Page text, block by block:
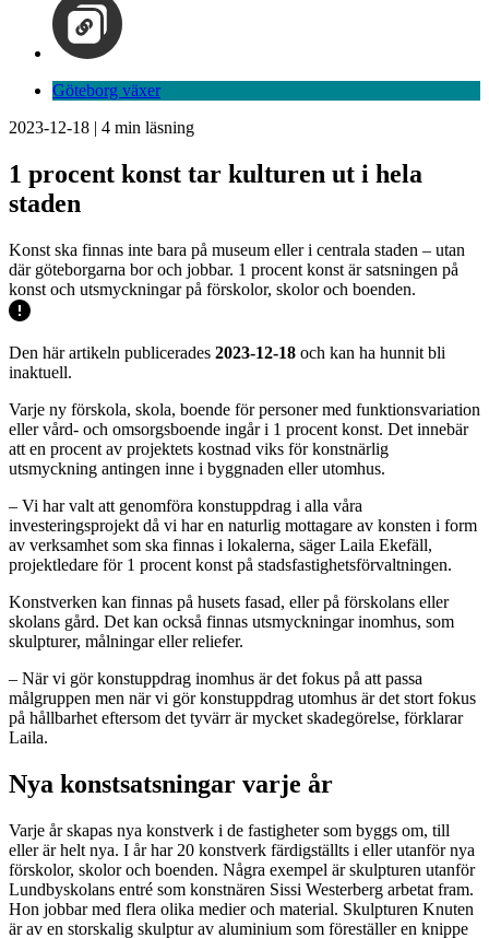
Göteborg växer
2023-12-18 | 4 min läsning
1 procent konst tar kulturen ut i hela
staden
Konst ska finnas inte bara på museum eller i centrala staden – utan
där göteborgarna bor och jobbar. 1 procent konst är satsningen på
konst och utsmyckningar på förskolor, skolor och boenden.
Den här artikeln publicerades 2023-12-18 och kan ha hunnit bli
inaktuell.
Varje ny förskola, skola, boende för personer med funktionsvariation
eller vård- och omsorgsboende ingår i 1 procent konst. Det innebär
att en procent av projektets kostnad viks för konstnärlig
utsmyckning antingen inne i byggnaden eller utomhus.
– Vi har valt att genomföra konstuppdrag i alla våra
investeringsprojekt då vi har en naturlig mottagare av konsten i form
av verksamhet som ska finnas i lokalerna, säger Laila Ekefäll,
projektledare för 1 procent konst på stadsfastighetsförvaltningen.
Konstverken kan finnas på husets fasad, eller på förskolans eller
skolans gård. Det kan också finnas utsmyckningar inomhus, som
skulpturer, målningar eller reliefer.
– När vi gör konstuppdrag inomhus är det fokus på att passa
målgruppen men när vi gör konstuppdrag utomhus är det stort fokus
på hållbarhet eftersom det tyvärr är mycket skadegörelse, förklarar
Laila.
Nya konstsatsningar varje år
Varje år skapas nya konstverk i de fastigheter som byggs om, till
eller är helt nya. I år har 20 konstverk färdigställts i eller utanför nya
förskolor, skolor och boenden. Några exempel är skulpturen utanför
Lundbyskolans entré som konstnären Sissi Westerberg arbetat fram.
Hon jobbar med flera olika medier och material. Skulpturen Knuten
är av en storskalig skulptur av aluminium som föreställer en knippe